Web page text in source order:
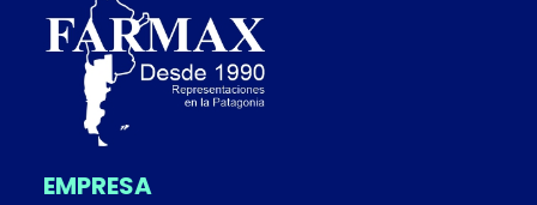
EMPRESA